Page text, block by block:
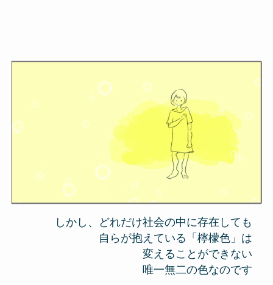
しかし、どれだけ社会の中に存在しても
自らが抱えている「檸檬色」は
変えることができない
唯一無二の色なのです